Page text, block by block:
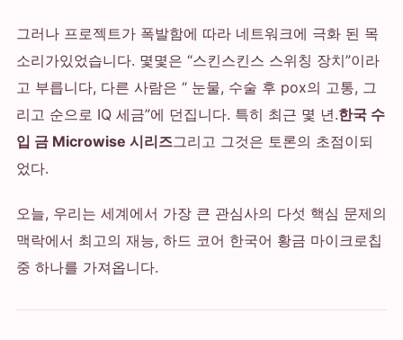
그러나 프로젝트가 폭발함에 따라 네트워크에 극화 된 목
소리가있었습니다. 몇몇은 “스킨스킨스 스위칭 장치”이라
고 부릅니다, 다른 사람은 “ 눈물, 수술 후 pox의 고통, 그
리고 순으로 IQ 세금”에 던집니다. 특히 최근 몇 년.한국 수
입 금 Microwise 시리즈그리고 그것은 토론의 초점이되
었다.
오늘, 우리는 세계에서 가장 큰 관심사의 다섯 핵심 문제의
맥락에서 최고의 재능, 하드 코어 한국어 황금 마이크로칩
중 하나를 가져옵니다.